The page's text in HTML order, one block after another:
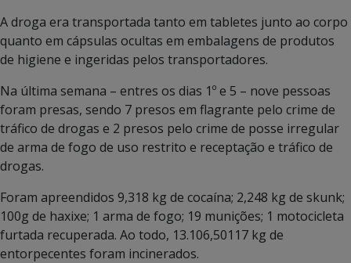
A droga era transportada tanto em tabletes junto ao corpo
quanto em cápsulas ocultas em embalagens de produtos
de higiene e ingeridas pelos transportadores.
Na última semana – entres os dias 1º e 5 – nove pessoas
foram presas, sendo 7 presos em flagrante pelo crime de
tráfico de drogas e 2 presos pelo crime de posse irregular
de arma de fogo de uso restrito e receptação e tráfico de
drogas.
Foram apreendidos 9,318 kg de cocaína; 2,248 kg de skunk;
100g de haxixe; 1 arma de fogo; 19 munições; 1 motocicleta
furtada recuperada. Ao todo, 13.106,50117 kg de
entorpecentes foram incinerados.